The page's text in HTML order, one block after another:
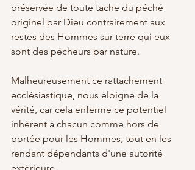
préservée de toute tache du péché
originel par Dieu contrairement aux
restes des Hommes sur terre qui eux
sont des pécheurs par nature.
Malheureusement ce rattachement
ecclésiastique, nous éloigne de la
vérité, car cela enferme ce potentiel
inhérent à chacun comme hors de
portée pour les Hommes, tout en les
rendant dépendants d'une autorité